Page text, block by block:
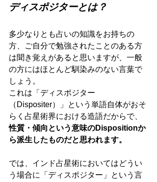
ディスポジターとは？
多少なりとも占いの知識をお持ちの
方、ご自分で勉強されたことのある方
は聞き覚えがあると思いますが、一般
の方にはほとんど馴染みのない言葉で
しょう。
これは「ディスポジター
（Dispositer）」という単語自体がおそ
らく占星術界における造語だからで、
性質・傾向という意味のDispositionか
ら派生したものだと思われます。
では、インド占星術においてはどうい
う場合に「ディスポジター」という言